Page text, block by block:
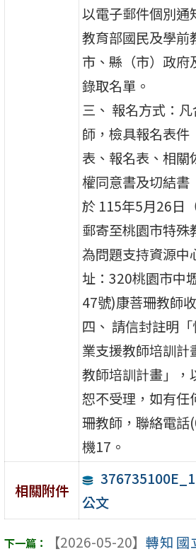
以電子郵件個別通
教育部國民及學前
市、縣（市）政府
錄取名單。
三、 報名方式：
師，檢具報名表件
表、報名表、相關
權同意書及切結書
於 115年5月26日
郵寄至桃園市特殊
為問題支持資源
址：320桃園市中
47號)康菩珊教師
四、 請信封註明
業支援教師培訓
教師培訓計畫」，
恕不受理，如有任
珊教師，聯絡電
機17。
相關附件
公文
【2026-05-20】 轉知 國